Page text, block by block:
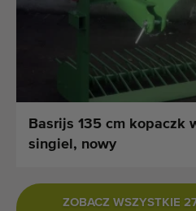
Basrijs 135 cm kopaczk
singiel, nowy
ZOBACZ WSZYSTKIE